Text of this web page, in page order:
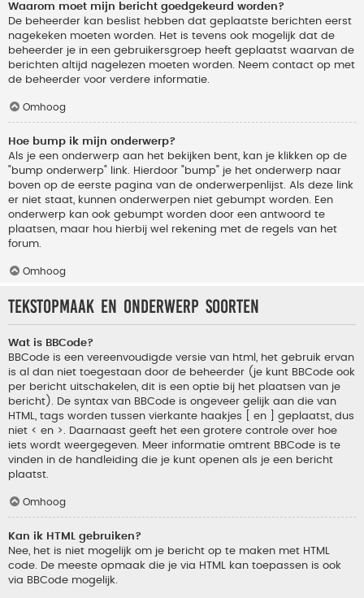
Waarom moet mijn bericht goedgekeurd worden?
De beheerder kan beslist hebben dat geplaatste berichten eerst
nagekeken moeten worden. Het is tevens ook mogelijk dat de
beheerder je in een gebruikersgroep heeft geplaatst waarvan de
berichten altijd nagelezen moeten worden. Neem contact op met
de beheerder voor verdere informatie.
Omhoog
Hoe bump ik mijn onderwerp?
Als je een onderwerp aan het bekijken bent, kan je klikken op de
"bump onderwerp" link. Hierdoor "bump" je het onderwerp naar
boven op de eerste pagina van de onderwerpenlijst. Als deze link
er niet staat, kunnen onderwerpen niet gebumpt worden. Een
onderwerp kan ook gebumpt worden door een antwoord te
plaatsen, maar hou hierbij wel rekening met de regels van het
forum.
Omhoog
Tekstopmaak en onderwerp soorten
Wat is BBCode?
BBCode is een vereenvoudigde versie van html, het gebruik ervan
is al dan niet toegestaan door de beheerder (je kunt BBCode ook
per bericht uitschakelen, dit is een optie bij het plaatsen van je
bericht). De syntax van BBCode is ongeveer gelijk aan die van
HTML, tags worden tussen vierkante haakjes [ en ] geplaatst, dus
niet < en >. Daarnaast geeft het een grotere controle over hoe
iets wordt weergegeven. Meer informatie omtrent BBCode is te
vinden in de handleiding die je kunt openen als je een bericht
plaatst.
Omhoog
Kan ik HTML gebruiken?
Nee, het is niet mogelijk om je bericht op te maken met HTML
code. De meeste opmaak die je via HTML kan toepassen is ook
via BBCode mogelijk.